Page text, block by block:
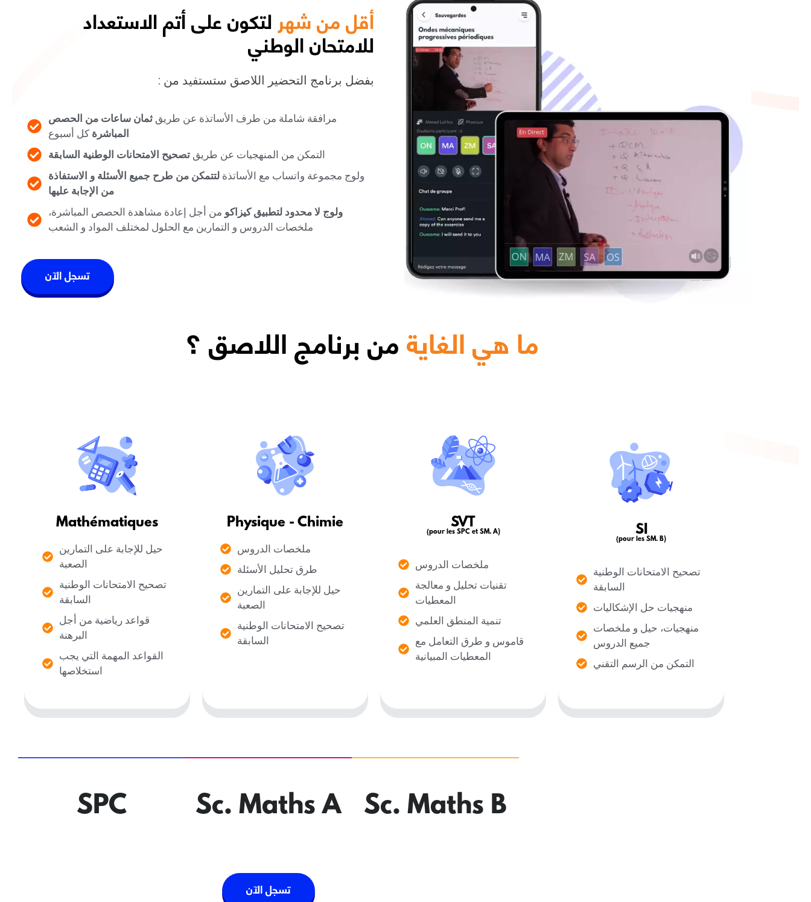
أقل من شهر لتكون على أتم الاستعداد
للامتحان الوطني
: بفضل برنامج التحضير اللاصق ستستفيد من
مرافقة شاملة من طرف الأساتذة عن طريق ثمان ساعات من الحصص
المباشرة كل أسبوع
التمكن من المنهجيات عن طريق تصحيح الامتحانات الوطنية السابقة
ولوج مجموعة واتساب مع الأساتذة لتتمكن من طرح جميع الأسئلة و الاستفاذة
من الإجابة عليها
ولوج لا محدود لتطبيق كيزاكو من أجل إعادة مشاهدة الحصص المباشرة،
ملخصات الدروس و التمارين مع الحلول لمختلف المواد و الشعب
تسجل الآن
ما هي الغاية من برنامج اللاصق ؟
Mathématiques
حيل للإجابة على التمارين
الصعبة
تصحيح الامتحانات الوطنية
السابقة
قواعد رياضية من أجل
البرهنة
القواعد المهمة التي يجب
استخلاصها
Physique - Chimie
ملخصات الدروس
طرق تحليل الأسئلة
حيل للإجابة على التمارين
الصعبة
تصحيح الامتحانات الوطنية
السابقة
SVT
(pour les SPC et SM. A)
ملخصات الدروس
تقنيات تحليل و معالجة
المعطيات
تنمية المنطق العلمي
قاموس و طرق التعامل مع
المعطيات المبيانية
SI
(pour les SM. B)
تصحيح الامتحانات الوطنية
السابقة
منهجيات حل الإشكاليات
منهجيات، حيل و ملخصات
جميع الدروس
التمكن من الرسم التقني
SPC Sc. Maths A Sc. Maths B
تسجل الآن